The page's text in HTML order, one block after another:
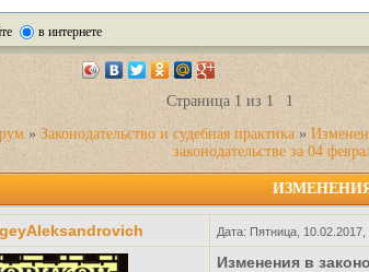
в интернете
Страница 1 из 1
1
» Законодательство и судебная практика »
законодательстве за 04
ИЗМЕНЕНИЯ
Дата: Пятница,
Изменения в